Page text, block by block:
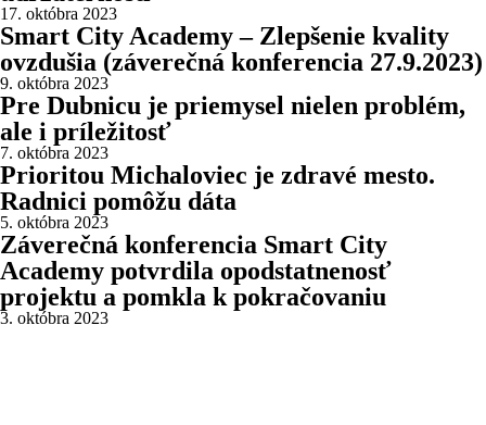
17. októbra 2023
Smart City Academy – Zlepšenie kvality
ovzdušia (záverečná konferencia 27.9.2023)
9. októbra 2023
Pre Dubnicu je priemysel nielen problém,
ale i príležitosť
7. októbra 2023
Prioritou Michaloviec je zdravé mesto.
Radnici pomôžu dáta
5. októbra 2023
Záverečná konferencia Smart City
Academy potvrdila opodstatnenosť
projektu a pomkla k pokračovaniu
3. októbra 2023